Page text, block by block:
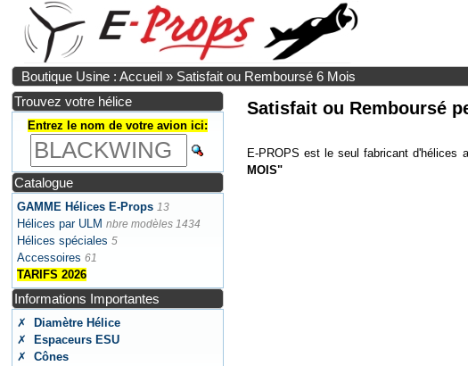
Boutique Usine : Accueil » Satisfait ou Remboursé 6 Mois
Trouvez votre hélice
Entrez le nom de votre avion ici:
Catalogue
GAMME Hélices E-Props 13
Hélices par ULM nbre modèles 1434
Hélices spéciales 5
Accessoires 61
TARIFS 2026
Informations Importantes
✗
Diamètre Hélice
✗
Espaceurs ESU
✗
Cônes
Satisfait ou Remboursé
E-PROPS est le seul fabricant d'hélices
MOIS"